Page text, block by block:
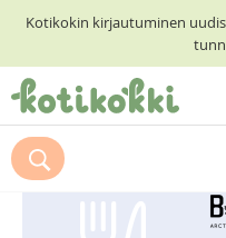
Kotikokin kirjautuminen
ETUSIVU
RESEPTIHAKU
Suosittelemme myös